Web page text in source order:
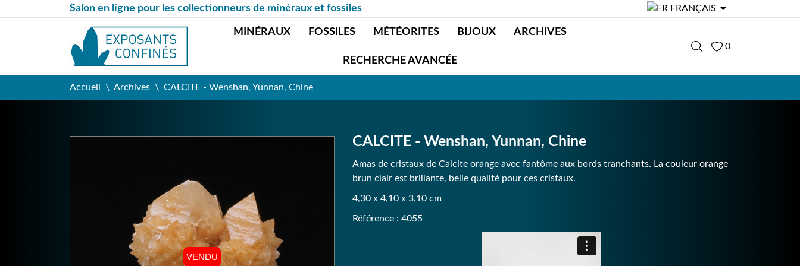
Salon en ligne pour les collectionneurs de minéraux et fossiles FRANÇAIS 
MINÉRAUX FOSSILES MÉTÉORITES BIJOUX ARCHIVES
RECHERCHE AVANCÉE
0
Accueil Archives CALCITE - Wenshan, Yunnan, Chine
VENDU
CALCITE - Wenshan, Yunnan, Chine
Amas de cristaux de Calcite orange avec fantôme aux bords tranchants. La couleur orange
brun clair est brillante, belle qualité pour ces cristaux.
4,30 x 4,10 x 3,10 cm
Référence : 4055